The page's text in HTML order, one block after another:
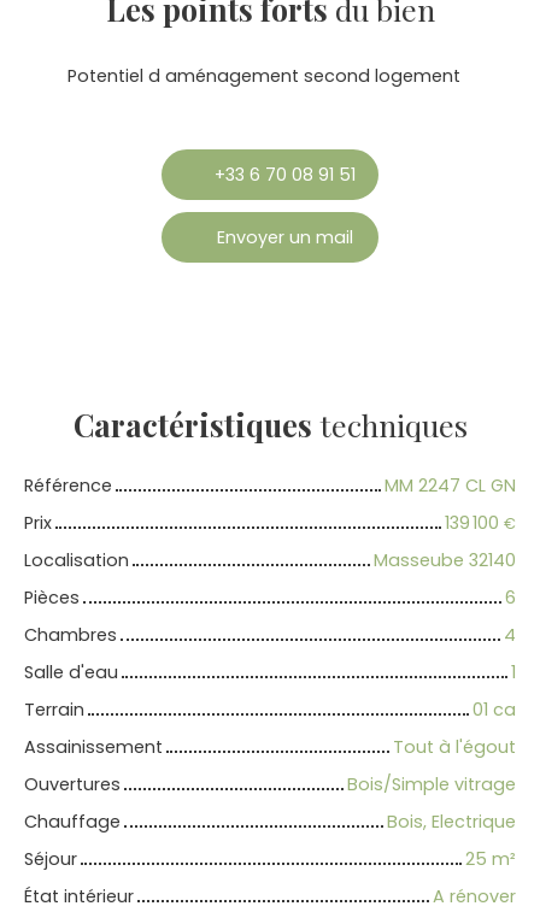
Les points forts du bien
Potentiel d aménagement second logement
+33 6 70 08 91 51
Envoyer un mail
Caractéristiques techniques
Référence
MM 2247 CL GN
Prix
139 100 €
Localisation
Masseube 32140
Pièces
6
Chambres
4
Salle d'eau
1
Terrain
01 ca
Assainissement
Tout à l'égout
Ouvertures
Bois/Simple vitrage
Chauffage
Bois, Electrique
Séjour
25 m²
État intérieur
A rénover